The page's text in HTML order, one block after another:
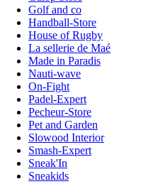
Golf and co
Handball-Store
House of Rugby
La sellerie de Maé
Made in Paradis
Nauti-wave
On-Fight
Padel-Expert
Pecheur-Store
Pet and Garden
Slowood Interior
Smash-Expert
Sneak'In
Sneakids